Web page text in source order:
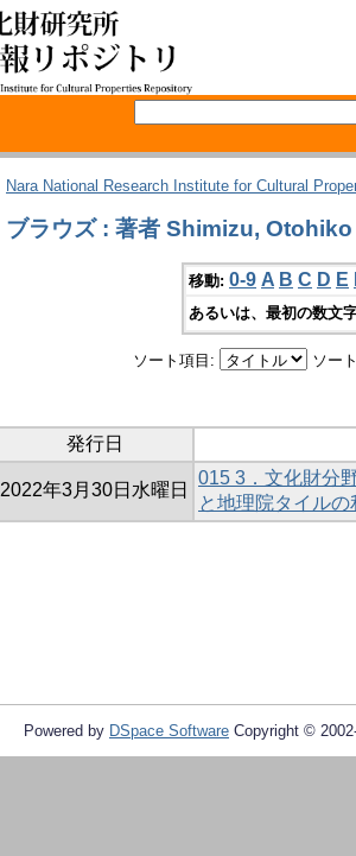
Nara National Research Institute for Cultural
ブラウズ : 著者 Shimizu, Otohiko
移動: 0-9 A B C D E
あるいは、最初の数文
ソート項目: ソー
発行日
2022年3月30日水曜日
015 3．文化財分
と地理院タイルの
Powered by DSpace Software Copyright ©